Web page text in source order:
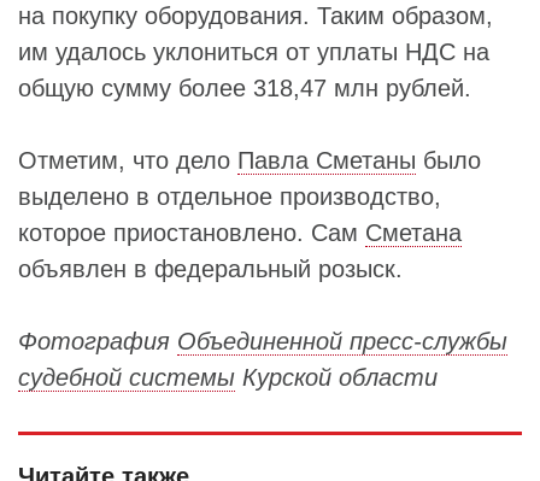
на покупку оборудования. Таким образом,
им удалось уклониться от уплаты НДС на
общую сумму более 318,47 млн рублей.
Отметим, что дело Павла Сметаны было
выделено в отдельное производство,
которое приостановлено. Сам Сметана
объявлен в федеральный розыск.
Фотография Объединенной пресс-службы
судебной системы Курской области